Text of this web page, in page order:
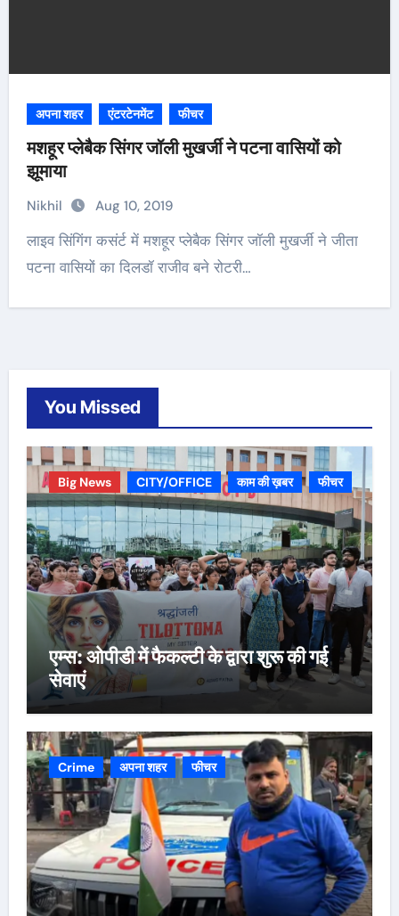
अपना शहर एंटरटेनमेंट फीचर
मशहूर प्लेबैक सिंगर जॉली मुखर्जी ने पटना वासियों को
झूमाया
Nikhil Aug 10, 2019
लाइव सिंगिंग कसंर्ट में मशहूर प्‍लेबैक सिंगर जॉली मुखर्जी ने जीता
पटना वासियों का दिलडॉ राजीव बने रोटरी…
You Missed
Big News CITY/OFFICE काम की ख़बर फीचर
एम्स: ओपीडी में फैकल्टी के द्वारा शुरू की गई
सेवाएं
Crime अपना शहर फीचर